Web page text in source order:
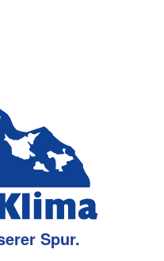
Spur.